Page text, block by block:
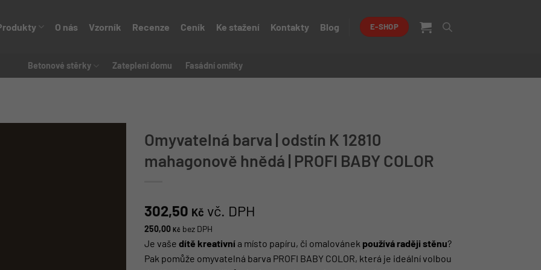
O nás Vzorník Recenze Ceník Ke stažení Kontakty Blog E-SHOP
Betonové stěrky Zateplení domu Fasádní omítky
Omyvatelná barva | odstín K 12810
mahagonově hnědá | PROFI BABY COLOR
302,50 Kč vč. DPH
250,00 Kč bez DPH
Je vaše dítě kreativní a místo papíru, či omalovánek používá raději stěnu?
Pak pomůže omyvatelná barva PROFI BABY COLOR, která je ideální volbou